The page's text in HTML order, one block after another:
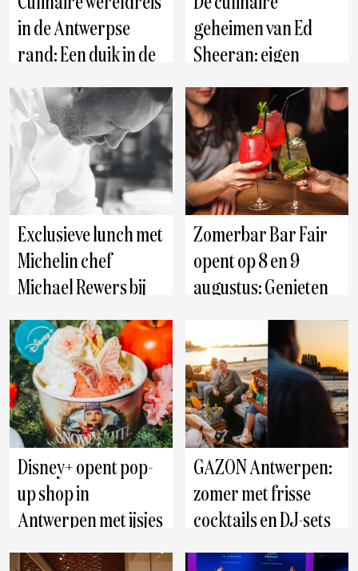
in de Antwerpse
rand: Een duik in de
Libanese keuken
Schoten
geheimen van Ed
Sheeran: eigen
restaurant tot
ketchupijs
Antwerpen
Exclusieve lunch met
Michelin chef
Michael Rewers bij
GAZON Antwerpen
Antwerpen
Zomerbar Bar Fair
opent op 8 en 9
augustus: Genieten
van cocktails en
spaghetti te midden
van groen
Schelle
Disney+ opent pop-
up shop in
Antwerpen met ijsjes
geïnspireerd op
GAZON Antwerpen:
zomer met frisse
cocktails en DJ-sets